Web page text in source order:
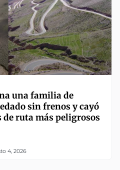
una familia de
sin frenos y cayó
de ruta más peligrosos
4, 2026